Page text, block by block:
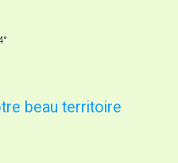
beau territoire